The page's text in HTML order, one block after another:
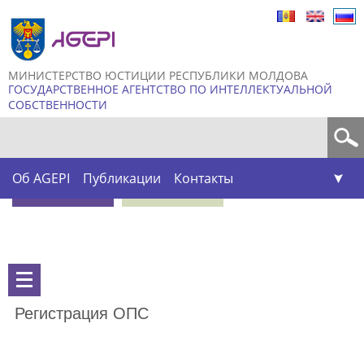
МИНИСТЕРСТВО ЮСТИЦИИ РЕСПУБЛИКИ МОЛДОВА
ГОСУДАРСТВЕННОЕ АГЕНТСТВО ПО ИНТЕЛЛЕКТУАЛЬНОЙ
СОБСТВЕННОСТИ
Об AGEPI Публикации Контакты
Регистрация ОПС